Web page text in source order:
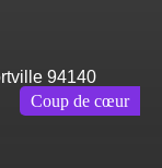
Coup de cœur